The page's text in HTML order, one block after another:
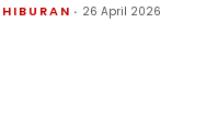
HIBURAN 26 April 2026